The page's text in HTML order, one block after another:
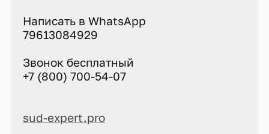
Написать в WhatsApp
79613084929
Звонок бесплатный
+7 (800) 700-54-07
sud-expert.pro